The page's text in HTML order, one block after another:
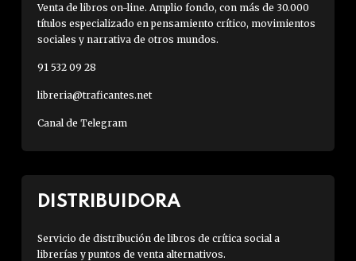
Venta de libros on-line. Amplio fondo, con más de 30.000
títulos especializado en pensamiento crítico, movimientos
sociales y narrativa de otros mundos.
91 532 09 28
libreria@traficantes.net
Canal de Telegram
DISTRIBUIDORA
Servicio de distribución de libros de crítica social a
librerías y puntos de venta alternativos.